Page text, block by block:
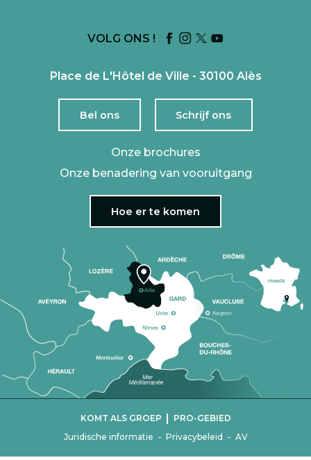
VOLG ONS !
Place de L'Hôtel de Ville - 30100 Alès
Bel ons Schrijf ons
Onze brochures
Onze benadering van vooruitgang
Hoe er te komen
Juridische informatie - Privacybeleid - AV
KOMT ALS GROEP PRO-GEBIED